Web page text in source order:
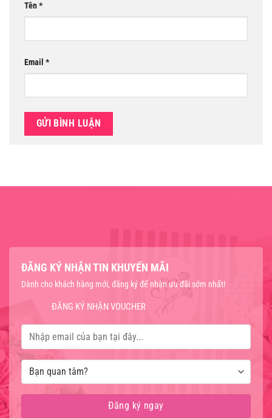
Tên*
Email *
ĐĂNG KÝ NHẬN TIN KHUYẾN MÃI
Dành cho khách hàng mới, đăng ký để nhận ưu đãi sớm nhất!
ĐĂNG KÝ NHẬN VOUCHER